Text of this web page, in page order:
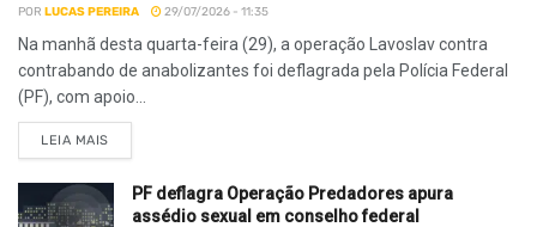
POR LUCAS PEREIRA 29/07/2026 - 11:35
Na manhã desta quarta-feira (29), a operação Lavoslav contra
contrabando de anabolizantes foi deflagrada pela Polícia Federal
(PF), com apoio...
LEIA MAIS
PF deflagra Operação Predadores apura
assédio sexual em conselho federal